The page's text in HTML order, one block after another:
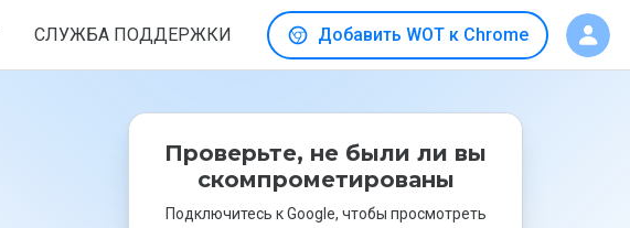
СЛУЖБА ПОДДЕРЖКИ Добавить WOT к Chrome
Проверьте, не были ли вы
скомпрометированы
Подключитесь к Google, чтобы просмотреть